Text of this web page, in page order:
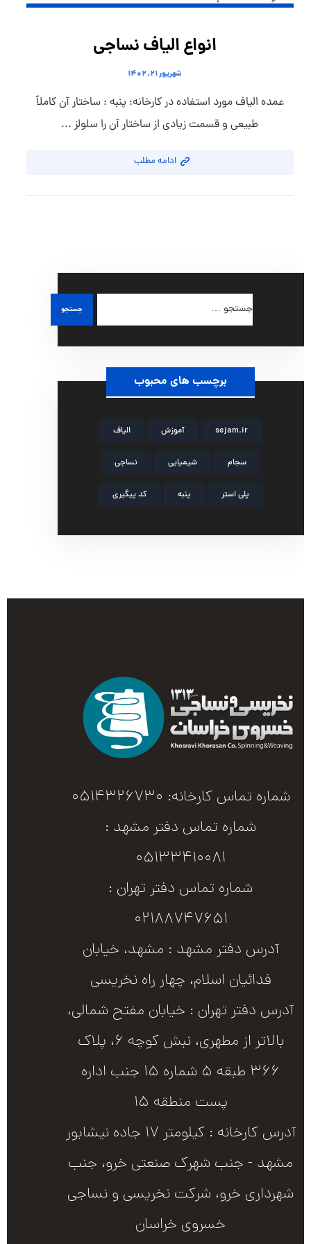
انواع الیاف نساجی
شهریور ۲۱, ۱۴۰۲
عمده الیاف مورد استفاده در کارخانه: پنبه : ساختار آن کاملاً
طبیعی و قسمت زیادی از ساختار آن را سلولز ...
ادامه مطلب
جستجو
برچسب های محبوب
sejam.ir آموزش الیاف
سجام شیمیایی نساجی
پلی استر پنبه کد پیگیری
شماره تماس کارخانه: 0514326730
شماره تماس دفتر مشهد :
05133410081
شماره تماس دفتر تهران :
02188747651
آدرس دفتر مشهد : مشهد، خیابان
فدائیان اسلام، چهار راه نخریسی
آدرس دفتر تهران : خیابان مفتح شمالی،
بالاتر از مطهری، نبش کوچه 6، پلاک
366 طبقه 5 شماره 15 جنب اداره
پست منطقه 15
آدرس کارخانه : کیلومتر 17 جاده نیشابور
مشهد - جنب شهرک صنعتی خرو، جنب
شهرداری خرو، شرکت نخریسی و نساجی
خسروی خراسان